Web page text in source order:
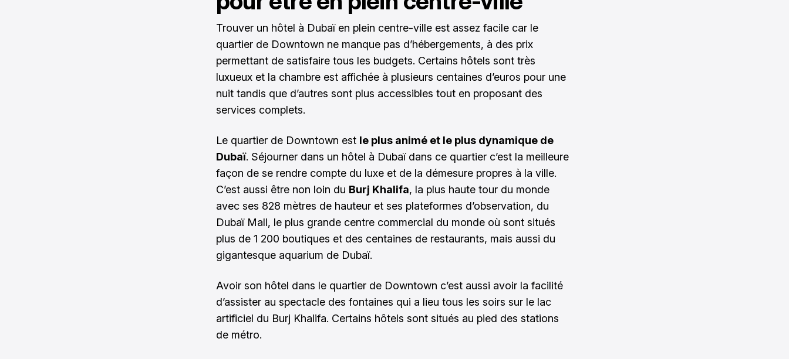
Trouver un hôtel à Dubaïen plein centre-ville est assez facile car le
quartier de Downtown ne manque pas d’hébergements, à des prix
permettant de satisfaire tous les budgets. Certains hôtels sont très
luxueux et la chambre est affichée à plusieurs centaines d’euros pour une
nuit tandis que d’autres sont plus accessibles tout en proposant des
services complets.
Le quartier de Downtown est le plus animé et le plus dynamique de
Dubaï. Séjourner dans un hôtel à Dubaï dans ce quartier c’est la meilleure
façon de se rendre compte du luxe et de la démesure propres à la ville.
C’est aussi être non loin du Burj Khalifa, la plus haute tour du monde
avec ses 828 mètres de hauteur et ses plateformes d’observation, du
Dubaï Mall, le plus grande centre commercial du monde où sont situés
plus de 1 200 boutiques et des centaines de restaurants, mais aussi du
gigantesque aquarium de Dubaï.
Avoir son hôtel dans le quartier de Downtown c’est aussi avoir la facilité
d’assister au spectacle des fontaines qui a lieu tous les soirs sur le lac
artificiel du Burj Khalifa. Certains hôtels sont situés au pied des stations
de métro.